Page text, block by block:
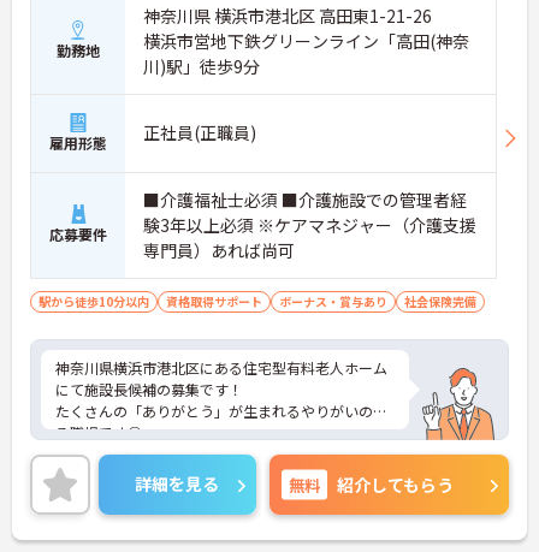
勤務地
神奈川県 横浜市港北区 高田東1-21-26
横浜市営地下鉄グリーンライン「高田(神奈
川)駅」徒歩9分
雇用形態 正社員(正職員)
応募要件
■介護福祉士必須 ■介護施設での管理者経
験3年以上必須 ※ケアマネジャー（介護支援
専門員）あれば尚可
駅から徒歩10分以内 資格取得サポート ボーナス・賞与あり 社会保険完備
神奈川県横浜市港北区にある住宅型有料老人ホーム
にて施設長候補の募集です！
たくさんの「ありがとう」が生まれるやりがいのあ
る職場です◎
最寄り駅より徒歩圏内と好立地にあるので、通勤の
ストレスが少ないのも嬉しいポイントです。
ご興味のある方には、面接対策ポイントなど、さら
に詳細をお話しいたしますのでお気軽にご相談くだ
さい！
詳細を見る 無料 紹介してもらう